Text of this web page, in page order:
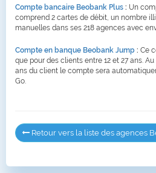
Compte bancaire Beobank Plus : Un
comprend 2 cartes de débit, un nombre
manuelles dans ses 218 agences avec
Compte en banque Beobank Jump : Ce
que pour des clients entre 12 et 27 ans.
ans du client le compte sera
Go.
Retour vers la liste des agences